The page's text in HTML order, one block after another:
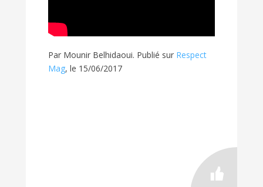
Par Mounir Belhidaoui. Publié sur Respect
Mag, le 15/06/2017